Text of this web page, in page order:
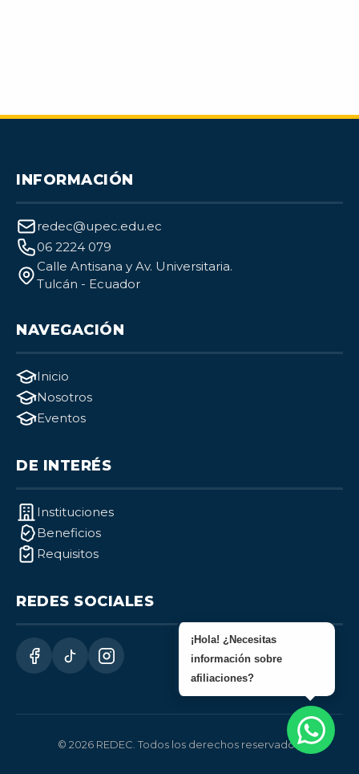
INFORMACIÓN
redec@upec.edu.ec
06 2224 079
Calle Antisana y Av. Universitaria.
Tulcán - Ecuador
NAVEGACIÓN
Inicio
Nosotros
Eventos
DE INTERÉS
Instituciones
Beneficios
Requisitos
REDES SOCIALES
© 2026 REDEC. Todos los derechos reservados.
¡Hola! ¿Necesitas
información sobre
afiliaciones?